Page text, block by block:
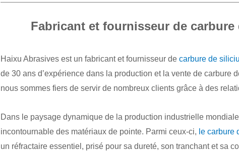
Fabricant et fournisseur de
Haixu Abrasives est un fabricant et fournisseur de carbure de
de 30 ans d’expérience dans la production et la vente de carbure
nous sommes fiers de servir de nombreux clients grâce à des
Dans le paysage dynamique de la production industrielle
incontournable des matériaux de pointe. Parmi ceux-ci, le carbure
un réfractaire essentiel, prisé pour sa dureté, son tranchant et sa